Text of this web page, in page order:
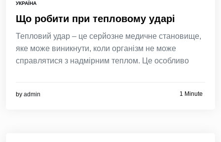
УКРАЇНА
Що робити при тепловому ударі
Тепловий удар – це серйозне медичне становище,
яке може виникнути, коли організм не може
справлятися з надмірним теплом. Це особливо
by admin 1 Minute